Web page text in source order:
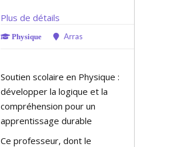
Plus de détails
Physique Arras
Soutien scolaire en Physique :
développer la logique et la
compréhension pour un
apprentissage durable
Ce professeur, dont le